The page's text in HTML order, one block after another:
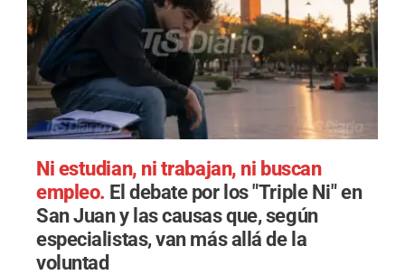
Ni estudian, ni trabajan, ni buscan
empleo. El debate por los "Triple Ni" en
San Juan y las causas que, según
especialistas, van más allá de la
voluntad